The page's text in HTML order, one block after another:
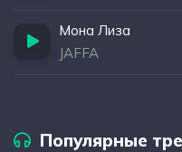
Мона Лиза
JAFFA
Популярные